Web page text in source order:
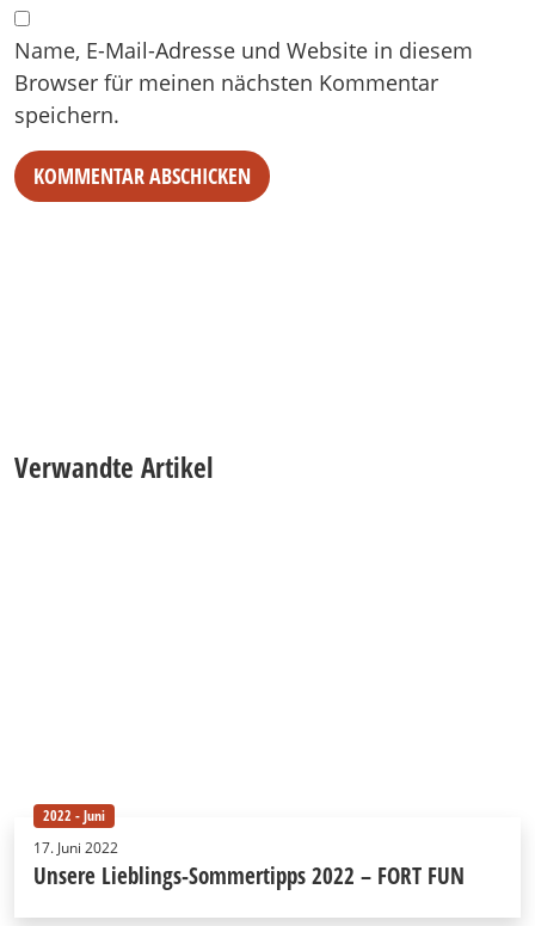
Name, E-Mail-Adresse und Website in diesem
Browser für meinen nächsten Kommentar
speichern.
Verwandte Artikel
2022 - Juni
17. Juni 2022
Unsere Lieblings-Sommertipps 2022 – FORT FUN